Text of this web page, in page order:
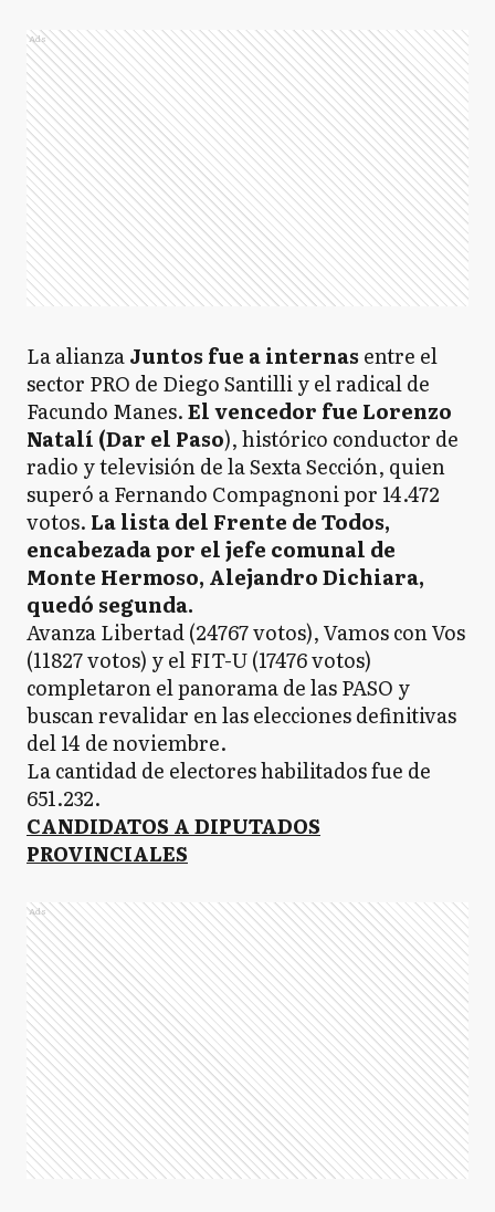
Ads
La alianzaJuntos fue a internas entre el
sector PRO de Diego Santilli y el radical de
Facundo Manes.El vencedor fue Lorenzo
Natalí (Dar el Paso), histórico conductor de
radio y televisión de la Sexta Sección, quien
superó a Fernando Compagnoni por 14.472
votos. La lista del Frente de Todos,
encabezada por el jefe comunal de
Monte Hermoso, Alejandro Dichiara,
quedó segunda.
Avanza Libertad (24767 votos), Vamos con Vos
(11827 votos) y el FIT-U (17476 votos)
completaron el panorama de las PASO y
buscan revalidar en las elecciones definitivas
del 14 de noviembre.
La cantidad de electores habilitados fue de
651.232.
CANDIDATOS A DIPUTADOS
PROVINCIALES
Ads